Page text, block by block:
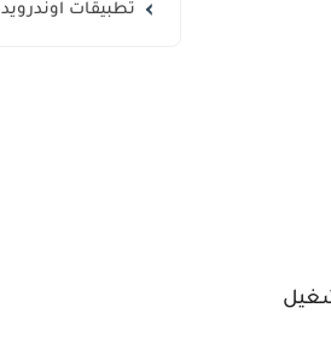
تطبيقات اوندرويد